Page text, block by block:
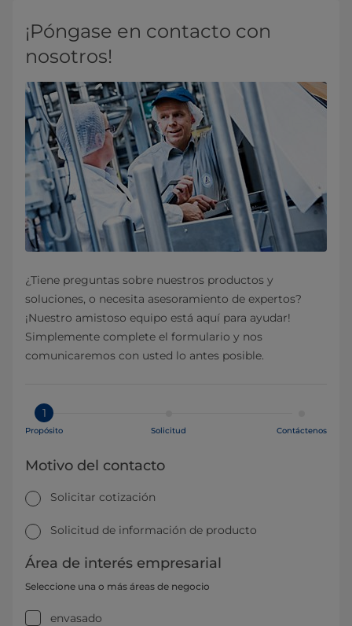
¡Póngase en contacto con
nosotros!
¿Tiene preguntas sobre nuestros productos y
soluciones, o necesita asesoramiento de expertos?
¡Nuestro amistoso equipo está aquí para ayudar!
Simplemente complete el formulario y nos
comunicaremos con usted lo antes posible.
1
Propósito Solicitud Contáctenos
Motivo del contacto
Solicitar cotización
Solicitud de información de producto
Área de interés empresarial
Seleccione una o más áreas de negocio
envasado